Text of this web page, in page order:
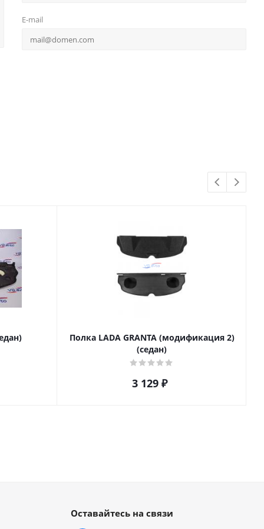
E-mail
Полка LADA GRANTA (модификация 2)
(седан)
3 129 ₽
Оставайтесь на связи